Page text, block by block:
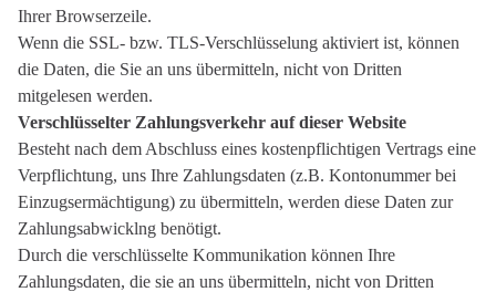
Ihrer Browserzeile.
Wenn die SSL- bzw. TLS-Verschlüsselung aktiviert ist, können
die Daten, die Sie an uns übermitteln, nicht von Dritten
mitgelesen werden.
Verschlüsselter Zahlungsverkehr auf dieser Website
Besteht nach dem Abschluss eines kostenpflichtigen Vertrags eine
Verpflichtung, uns Ihre Zahlungsdaten (z.B. Kontonummer bei
Einzugsermächtigung) zu übermitteln, werden diese Daten zur
Zahlungsabwicklng benötigt.
Durch die verschlüsselte Kommunikation können Ihre
Zahlungsdaten, die sie an uns übermitteln, nicht von Dritten